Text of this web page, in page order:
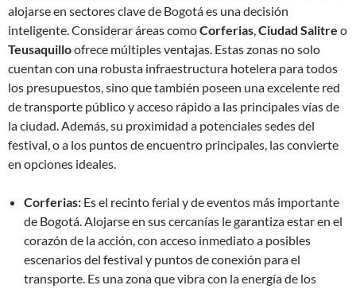
alojarse en sectores clave de Bogotá es una decisión
inteligente. Considerar áreas comoCorferias,Ciudad Salitre o
Teusaquilloofrece múltiples ventajas. Estas zonas no solo
cuentan con una robusta infraestructura hotelera para todos
los presupuestos, sino que también poseen una excelente red
de transporte público y acceso rápido a las principales vías de
la ciudad. Además, su proximidad a potenciales sedes del
festival, o a los puntos de encuentro principales, las convierte
en opciones ideales.
Corferias: Es el recinto ferial y de eventos más importante
de Bogotá. Alojarse en sus cercanías le garantiza estar en el
corazón de la acción, con acceso inmediato a posibles
escenarios del festival y puntos de conexión para el
transporte. Es una zona que vibra con la energía de los